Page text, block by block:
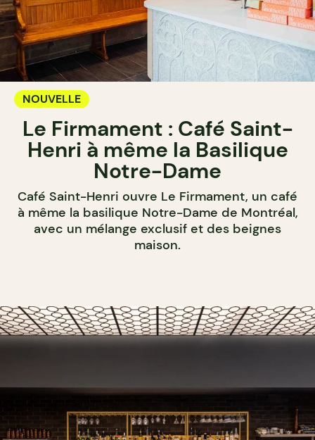
NOUVELLE
Le Firmament : Café Saint-
Henri à même la Basilique
Notre-Dame
Café Saint-Henri ouvre Le Firmament, un café
à même la basilique Notre-Dame de Montréal,
avec un mélange exclusif et des beignes
maison.